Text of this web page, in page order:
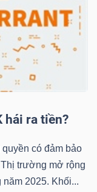
hái ra tiền?
có đảm bảo
trường mở rộng
năm 2025. Khối...